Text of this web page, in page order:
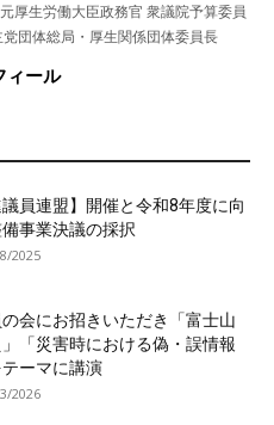
厚生労働大臣政務官 衆議院予算委員
団体総局・厚生関係団体委員長
ィール
議員連盟】開催と令和8年度に向
事業決議の採択
2025
会にお招きいただき「富士山
「災害時における偽・誤情報
ーマに講演
2026